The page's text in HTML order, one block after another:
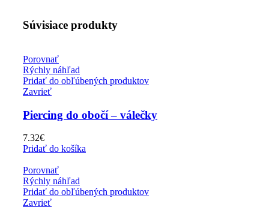
Súvisiace produkty
Porovnať
Rýchly náhľad
Pridať do obľúbených produktov
Zavrieť
Piercing do obočí – válečky
7.32€
Pridať do košíka
Porovnať
Rýchly náhľad
Pridať do obľúbených produktov
Zavrieť